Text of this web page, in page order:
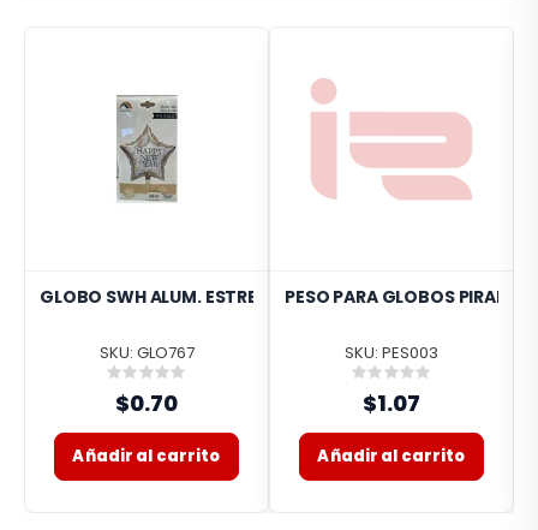
SKU: GLO767
Rating:
0%
$0.70
Añadir al carrito
PESO PARA GLOBOS
SKU: PES003
Rating:
0%
$1.07
Añadir al carrito